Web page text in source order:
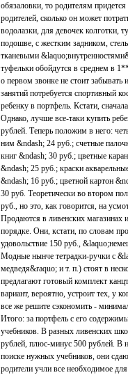
обязаловки, то родителям
родителей, сколько он может
водолазки, для девочек колготки,
подошве, с жестким задником,
тканевыми
туфельки обойдутся в среднем в
о первом звонке не стоит
занятий потребуется спортивный
ребенку в портфель. Кстати,
Однако, лучше все-таки купить
рублей. Теперь положим в него:
ним &ndash; 24 руб.; счетные
книг &ndash; 30 руб.; цветные
&ndash; 25 руб.; краски
&ndash; 16 руб.; цветной картон
30 руб. Теоретически во втором
руб., но это, как говорится, на
Продаются в ливенских магазинах
порядке. Они, кстати, по словам
удовольствие 150 руб.,
Модные нынче тетрадки-ручки с
медведя&raquo; и т. п.) стоят в
предлагают готовый комплект
вариант, вероятно, устроит тех, у
все же решите сэкономить -
Итого: за портфель с его
учебников. В разных ливенских
рублей, плюс-минус 500 рублей. В
поиске нужных учебников, они
родители учли все необходимое